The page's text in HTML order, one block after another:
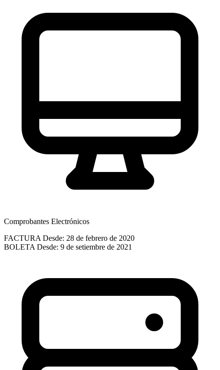
Comprobantes Electrónicos
FACTURA Desde: 28 de febrero de 2020
BOLETA Desde: 9 de setiembre de 2021